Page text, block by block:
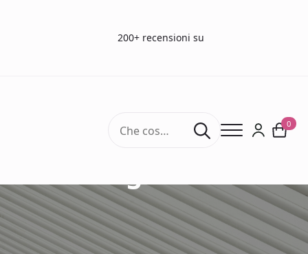
200+ recensioni su
Search
for:
0